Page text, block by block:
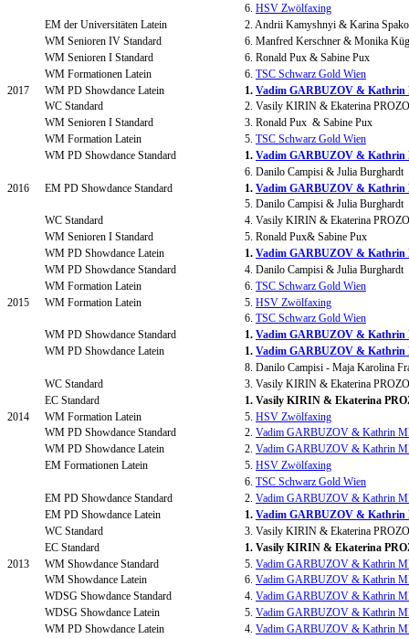
6. HSV Zwölfaxing
EM der Universitäten Latein
2. Andrii Kamyshnyi & Karina
WM Senioren IV Standard
6. Manfred Kerschner & Monika
WM Senioren I Standard
6. Ronald Pux & Sabine Pux
WM Formationen Latein
6. TSC Schwarz Gold Wien
2017
WM PD Showdance Latein 1. Vadim GARBUZOV &
WC Standard
2. Vasily KIRIN & Ekaterina
WM Senioren I Standard
3. Ronald Pux & Sabine Pux
WM Formation Latein
5. TSC Schwarz Gold Wien
WM PD Showdance Standard
1. Vadim GARBUZOV &
6. Danilo Campisi & Julia Burghardt
2016
EM PD Showdance Standard 1. Vadim GARBUZOV &
5. Danilo Campisi & Julia Burghardt
WC Standard
4. Vasily KIRIN & Ekaterina
WM Senioren I Standard
5. Ronald Pux& Sabine Pux
WM PD Showdance Latein
1. Vadim GARBUZOV &
WM PD Showdance Standard
4. Danilo Campisi & Julia Burghardt
WM Formation Latein
6. TSC Schwarz Gold Wien
2015
WM Formation Latein 5. HSV Zwölfaxing
6. TSC Schwarz Gold Wien
WM PD Showdance Standard
1. Vadim GARBUZOV &
WM PD Showdance Latein
1. Vadim GARBUZOV &
8. Danilo Campisi - Maja Karolina
WC Standard
3. Vasily KIRIN & Ekaterina
EC Standard
1. Vasily KIRIN & Ekaterina
2014
WM Formation Latein 5. HSV Zwölfaxing
WM PD Showdance Standard
2. Vadim GARBUZOV & Kathrin
WM PD Showdance Latein
2. Vadim GARBUZOV & Kathrin
EM Formationen Latein
5. HSV Zwölfaxing
6. TSC Schwarz Gold Wien
EM PD Showdance Standard
2. Vadim GARBUZOV & Kathrin
EM PD Showdance Latein
1. Vadim GARBUZOV &
WC Standard
3. Vasily KIRIN & Ekaterina
EC Standard
1. Vasily KIRIN & Ekaterina
2013
WM Showdance Standard 5. Vadim GARBUZOV & Kathrin
WM Showdance Latein
6. Vadim GARBUZOV & Kathrin
WDSG Showdance Standard
4. Vadim GARBUZOV & Kathrin
WDSG Showdance Latein
5. Vadim GARBUZOV & Kathrin
WM PD Showdance Latein
4. Vadim GARBUZOV & Kathrin